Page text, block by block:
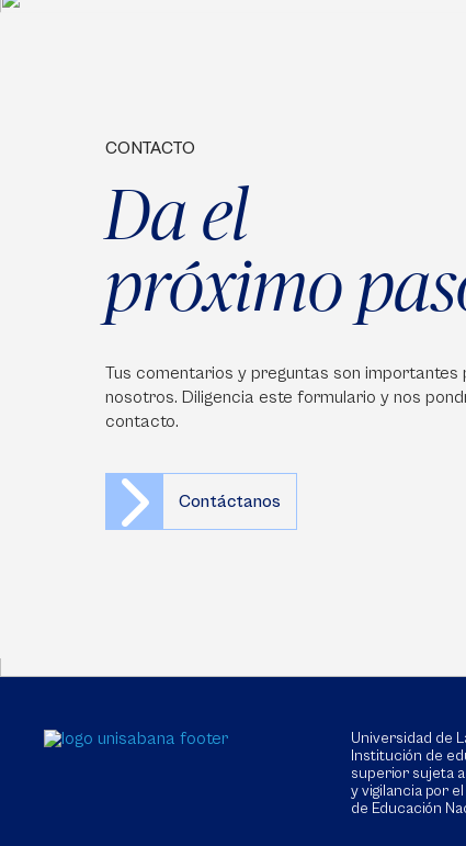
CONTACTO
Da el
próximo
Tus comentarios y preguntas son importantes
nosotros. Diligencia este formulario y nos
contacto.
Contáctanos
Universidad de
Institución de
superior sujeta
y vigilancia por
de Educación